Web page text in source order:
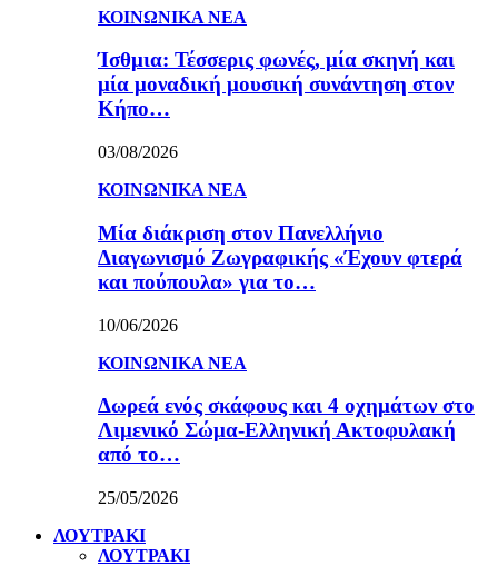
ΚΟΙΝΩΝΙΚΑ ΝΕΑ
Ίσθμια: Τέσσερις φωνές, μία σκηνή και
μία μοναδική μουσική συνάντηση στον
Κήπο…
03/08/2026
ΚΟΙΝΩΝΙΚΑ ΝΕΑ
Μία διάκριση στον Πανελλήνιο
Διαγωνισμό Ζωγραφικής «Έχουν φτερά
και πούπουλα» για το…
10/06/2026
ΚΟΙΝΩΝΙΚΑ ΝΕΑ
Δωρεά ενός σκάφους και 4 οχημάτων στο
Λιμενικό Σώμα-Ελληνική Ακτοφυλακή
από το…
25/05/2026
ΛΟΥΤΡΑΚΙ
ΛΟΥΤΡΑΚΙ